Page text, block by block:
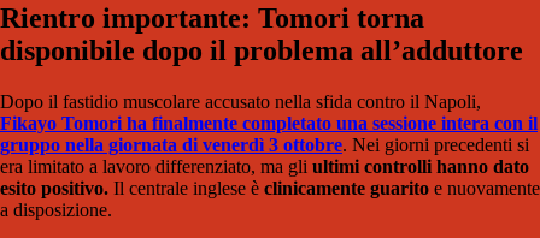
Rientro importante: Tomori torna
disponibile dopo il problema all’adduttore
Dopo il fastidio muscolare accusato nella sfida contro il Napoli,
Fikayo Tomori ha finalmente completato una sessione intera con il
gruppo nella giornata di venerdì 3 ottobre. Nei giorni precedenti si
era limitato a lavoro differenziato, ma gli ultimi controlli hanno dato
esito positivo. Il centrale inglese è clinicamente guarito e nuovamente
a disposizione.